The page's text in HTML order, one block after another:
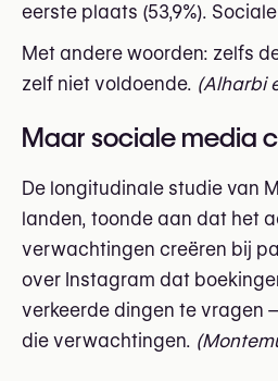
eerste plaats (53,9%).
Met andere woorden: zelfs
zelf niet voldoende. (Alharbi
Maar sociale media
De longitudinale studie van
landen, toonde aan dat het
verwachtingen creëren bij
over Instagram dat
verkeerde dingen te vragen
die verwachtingen.